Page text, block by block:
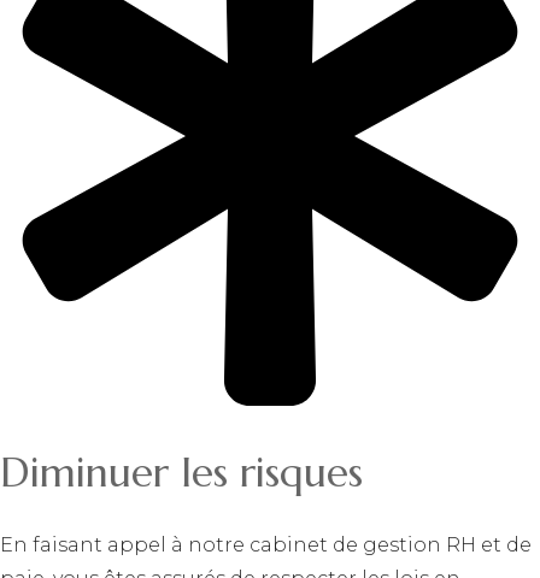
Diminuer les risques
En faisant appel à notre cabinet de gestion RH et de